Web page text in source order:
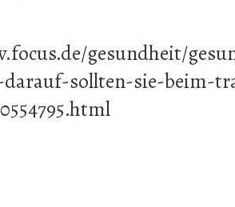
gesundheit/
sollten-sie-beim-